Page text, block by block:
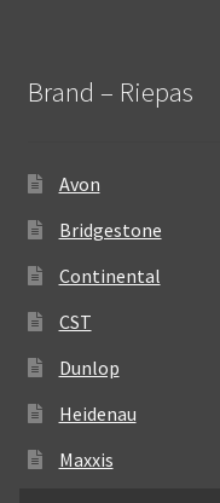
Brand – Riepas
Avon
Bridgestone
Continental
CST
Dunlop
Heidenau
Maxxis